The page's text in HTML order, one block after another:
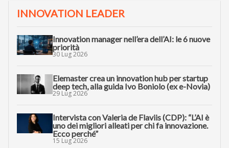
INNOVATION LEADER
Innovation manager nell’era dell’AI: le 6 nuove
priorità
30 Lug 2026
Elemaster crea un innovation hub per startup
deep tech, alla guida Ivo Boniolo (ex e-Novia)
29 Lug 2026
Intervista con Valeria de Flaviis (CDP): “L’AI è
uno dei migliori alleati per chi fa innovazione.
Ecco perché”
15 Lug 2026